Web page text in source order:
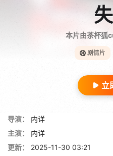
本片由茶杯狐
剧情片
立
导演：
内详
主演：
内详
更新：
2025-11-30 03:21